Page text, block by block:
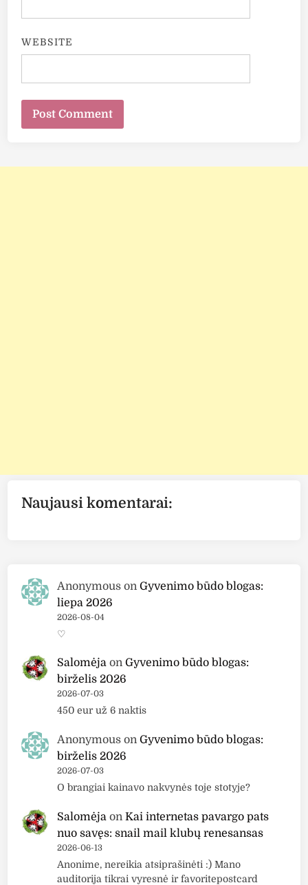
WEBSITE
Naujausi komentarai:
Anonymous onGyvenimo būdo blogas:
liepa 2026
2026-08-04
♡
Salomėja onGyvenimo būdo blogas:
birželis 2026
2026-07-03
450 eur už 6 naktis
Anonymous onGyvenimo būdo blogas:
birželis 2026
2026-07-03
O brangiai kainavo nakvynės toje stotyje?
Salomėja onKai internetas pavargo pats
nuo savęs: snail mail klubų renesansas
2026-06-13
Anonime, nereikia atsiprašinėti :) Mano
auditorija tikrai vyresnė ir favoritepostcard